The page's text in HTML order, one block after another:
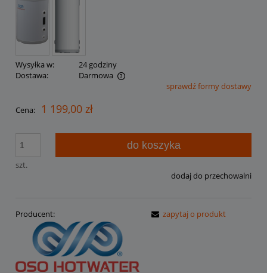
Wysyłka w:
24 godziny
Dostawa:
Darmowa
Cena nie zawiera ewentualnych kosztów płatnościsprawdź formy dostawy
Cena: 1 199,00 zł
szt.
do koszyka
dodaj do przechowalni
Producent: zapytaj o produkt